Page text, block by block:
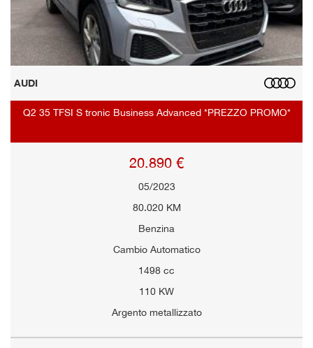
AUDI
Q2 35 TFSI S tronic Business Advanced *PREZZO PROMO*
20.890 €
05/2023
80.020 KM
Benzina
Cambio Automatico
1498 cc
110 KW
Argento metallizzato